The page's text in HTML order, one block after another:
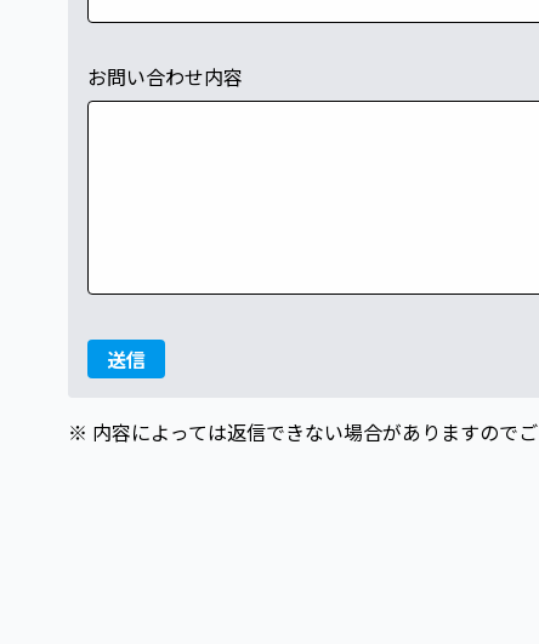
お問い合わせ内容
送信
※ 内容によっては返信できない場合がありますのでご